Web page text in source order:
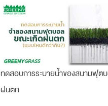
ทดสอบการระบายน้ำของสนามฟุต
ฝนตก